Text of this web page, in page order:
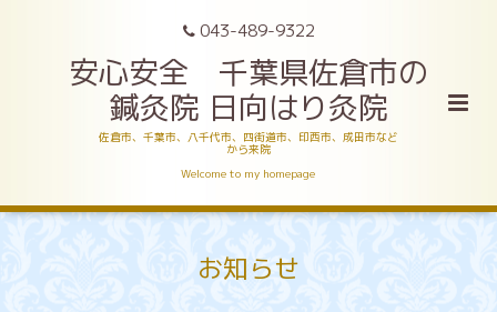
043-489-9322
安心安全 千葉県佐倉市の
鍼灸院 日向はり灸院
佐倉市、千葉市、八千代市、四街道市、印西市、成田市など
から来院
Welcome to my homepage
お知らせ